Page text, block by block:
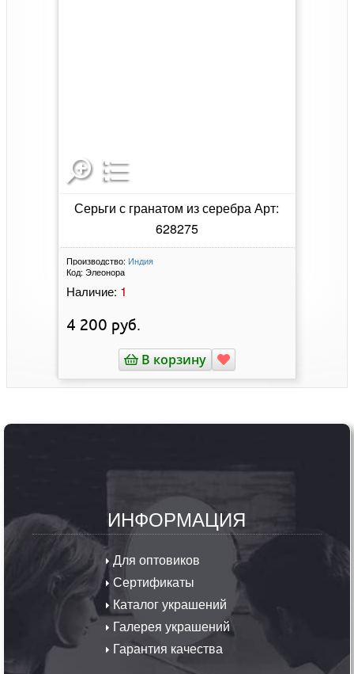
Серьги с гранатом из серебра Арт:
628275
Производство: Индия
Код: Элеонора
Наличие: 1
4 200 руб.
В корзину
ИНФОРМАЦИЯ
Для оптовиков
Сертификаты
Каталог украшений
Галерея украшений
Гарантия качества